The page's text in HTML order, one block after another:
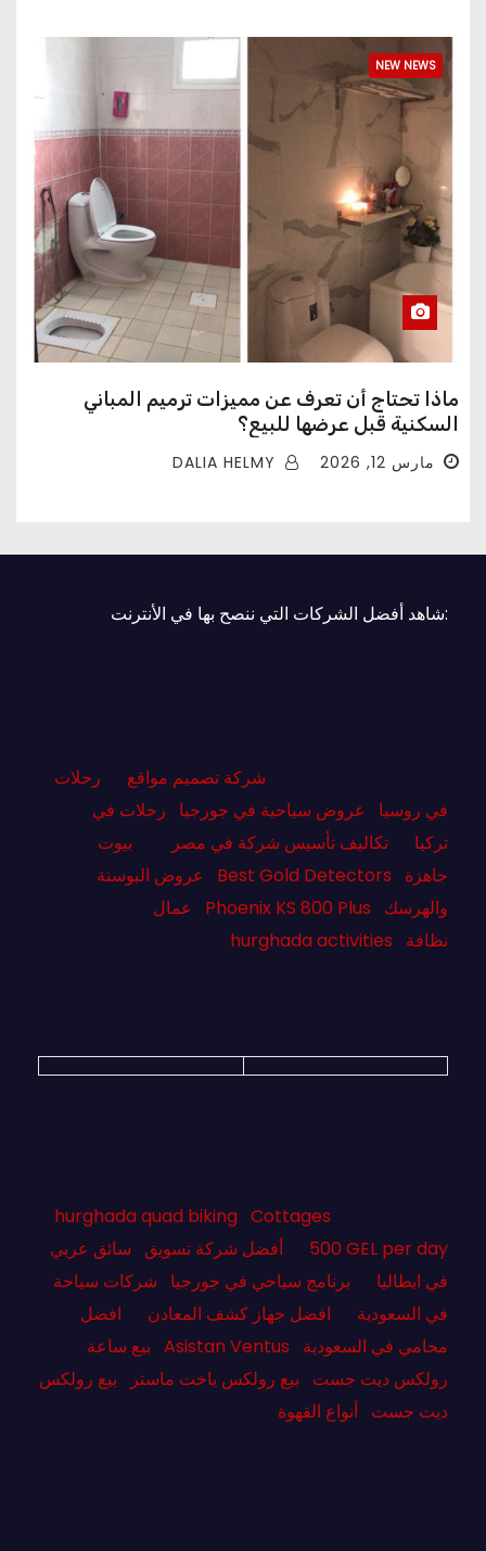
NEW NEWS
ماذا تحتاج أن تعرف عن مميزات ترميم المباني
السكنية قبل عرضها للبيع؟
مارس 12, 2026
:شاهد أفضل الشركات التي ننصح بها في الأنترنت
شركة تصميم مواقع
رحلات
في روسيا
عروض سياحية في جورجيا
رحلات في
تركيا
تكاليف تأسيس شركة في مصر
بيوت
جاهزة
Best Gold Detectors
عروض البوسنة
والهرسك
Phoenix KS 800 Plus
عمال
نظافة
hurghada activities
hurghada quad biking Cottages
500 GEL per day
أفضل شركة تسويق
سائق عربي
في ايطاليا
برنامج سياحي في جورجيا
شركات سياحة
في السعودية
افضل جهاز كشف المعادن
افضل
محامي في السعودية
Asistan Ventus بيع ساعة
رولكس ديت جست
بيع رولكس ياخت ماستر
بيع رولكس
ديت جست أنواع القهوة